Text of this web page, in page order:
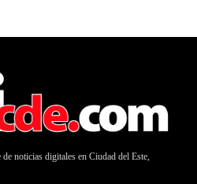
noticias digitales en Ciudad del Este,